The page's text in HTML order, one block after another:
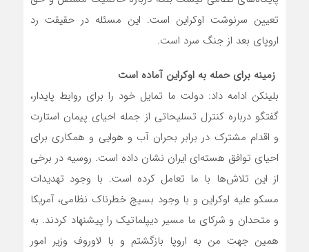
تعیین سرنوشت اوکراین است. این مسئله در حقیقت رد
اروپای بعد از جنگ سرد است.
زمینه برای حمله به اوکراین آماده است
بلینکن ادامه داد: دولت ما تمایل خود را برای روابط پایدار،
گفتگو درباره کنترل تسلیحاتی از جمله احیای پیمان استارت
و اقدام مشترک در برابر بحران آب و هوایی و همکاری برای
احیای توافق هسته‌ای ایران نشان داده است. روسیه در برخی
از این تلاش‌ها با ما تعامل کرده است. با وجود تهدیدات
مسکو علیه اوکراین و با وجود بسیج خطرناک نظامی، آمریکا
و متحدان و شرکای ما مسیر دیپلماتیک را پیشنهاد کردند. به
همین جهت من به اروپا بازگشتم و با لاوروف وزیر امور